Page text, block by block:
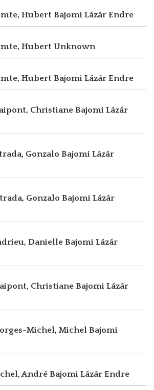
Hubert Bajomi Lázár Endre
Hubert Unknown
Hubert Bajomi Lázár Endre
Christiane Bajomi Lázár
Gonzalo Bajomi Lázár
Gonzalo Bajomi Lázár
Danielle Bajomi Lázár
Christiane Bajomi Lázár
Michel, Michel Bajomi
André Bajomi Lázár Endre